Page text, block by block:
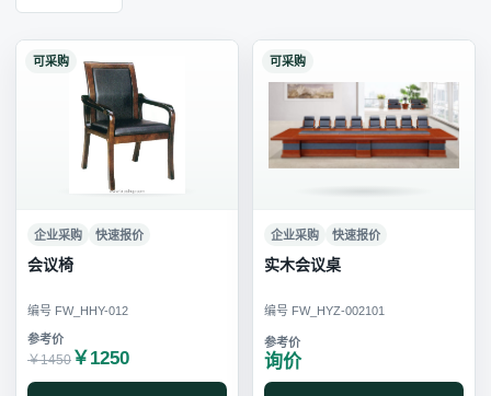
可采购
企业采购 快速报价
会议椅
编号 FW_HHY-012
￥1450 ￥1250
可采购
企业采购 快速报价
实木会议桌
编号 FW_HYZ-002101
询价